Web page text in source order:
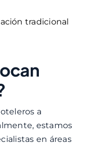
tradicional
a
estamos
en áreas